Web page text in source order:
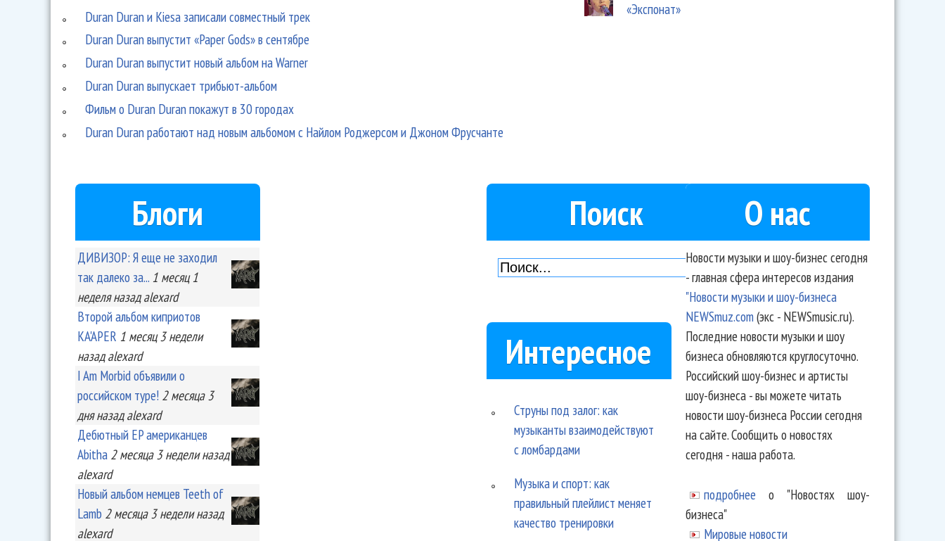
Duran Duran и Kiesa записали совместный трек
Duran Duran выпустит «Paper Gods» в сентябре
Duran Duran выпустит новый альбом на Warner
Duran Duran выпускает трибьют-альбом
Фильм о Duran Duran покажут в 30 городах
Duran Duran работают над новым альбомом с Найлом Роджерсом и Джоном Фрусчанте
«Экспонат»
Блоги
ДИВИЗОР: Я еще не заходил
так далеко за... 1 месяц 1
неделяназад alexard
Второй альбом киприотов
KA'APER 1 месяц 3 недели
назад alexard
I Am Morbid объявили о
российском туре! 2 месяца 3
дняназад alexard
Дебютный EP американцев
Abitha 2 месяца 3 неделиназад
alexard
Новый альбом немцев Teeth of
Lamb 2 месяца 3 неделиназад
alexard
Поиск
Интересное
Струны под залог: как
музыканты взаимодействуют
с ломбардами
Музыка и спорт: как
правильный плейлист меняет
качество тренировки
О нас
Новости музыки и шоу-бизнес сегодня
- главная сфера интересов издания
"Новости музыки и шоу-бизнеса
NEWSmuz.com(экс - NEWSmusic.ru).
Последние новости музыки и шоу
бизнеса обновляются круглосуточно.
Российский шоу-бизнес и артисты
шоу-бизнеса - вы можете читать
новости шоу-бизнеса России сегодня
на сайте. Сообщить о новостях
сегодня - наша работа.
подробнее о "Новостях шоу-
бизнеса"
Мировые новости